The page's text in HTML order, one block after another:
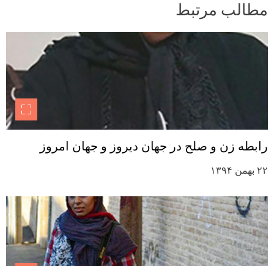
مطالب مرتبط
رابطه زن و صلح در جهان دیروز و جهان امروز
۲۲ بهمن ۱۳۹۴